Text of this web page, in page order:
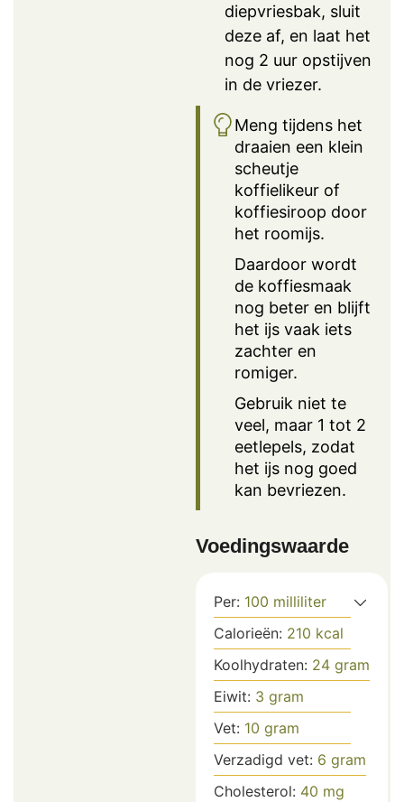
diepvriesbak, sluit
deze af, en laat het
nog 2 uur opstijven
in de vriezer.
Meng tijdens het
draaien een klein
scheutje
koffielikeur of
koffiesiroop door
het roomijs.
Daardoor wordt
de koffiesmaak
nog beter en blijft
het ijs vaak iets
zachter en
romiger.
Gebruik niet te
veel, maar 1 tot 2
eetlepels, zodat
het ijs nog goed
kan bevriezen.
Voedingswaarde
Per: 100 milliliter
Calorieën: 210 kcal
Koolhydraten: 24 gram
Eiwit: 3 gram
Vet: 10 gram
Verzadigd vet: 6 gram
Cholesterol: 40 mg